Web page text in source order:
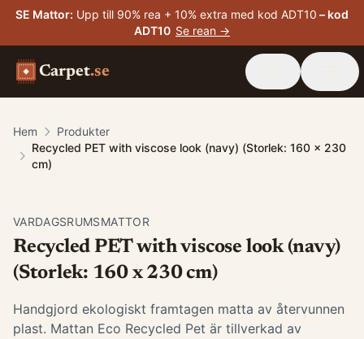
SE Mattor: Upp till 90% rea + 10% extra med kod ADT10 – kod
ADT10 Se rean →
Carpet.se
Hem
Produkter
Recycled PET with viscose look (navy) (Storlek: 160 x 230
cm)
VARDAGSRUMSMATTOR
Recycled PET with viscose look (navy)
(Storlek: 160 x 230 cm)
Handgjord ekologiskt framtagen matta av återvunnen
plast. Mattan Eco Recycled Pet är tillverkad av